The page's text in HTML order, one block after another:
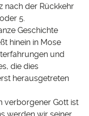
nach der Rückkehr
5.
Geschichte
hinein in Mose
und
die dies
herausgetreten
verborgener Gott ist